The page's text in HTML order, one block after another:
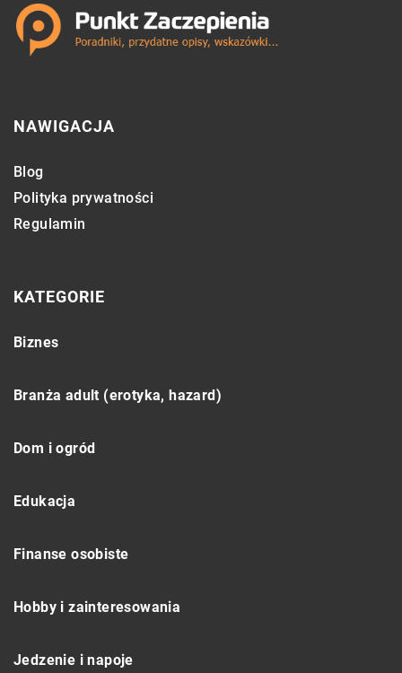
NAWIGACJA
Blog
Polityka prywatności
Regulamin
KATEGORIE
Biznes
Branża adult (erotyka, hazard)
Dom i ogród
Edukacja
Finanse osobiste
Hobby i zainteresowania
Jedzenie i napoje